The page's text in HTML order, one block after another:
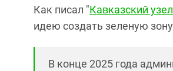
Как писал "Кавказский узел
идею создать зеленую
В конце 2025 года